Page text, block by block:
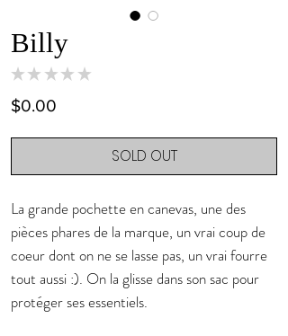
Billy
★ ★ ★ ★ ★
$0.00
SOLD OUT
La grande pochette en canevas, une des
pièces phares de la marque, un vrai coup de
coeur dont on ne se lasse pas, un vrai fourre
tout aussi :). On la glisse dans son sac pour
protéger ses essentiels.